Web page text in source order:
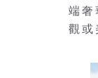
端奢
觀或